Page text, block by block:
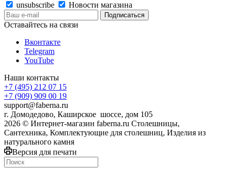
unsubscribe
Новости магазина
Оставайтесь на связи
Вконтакте
Telegram
YouTube
Наши контакты
+7 (495) 212 07 15
+7 (909) 909 00 19
support@faberna.ru
г. Домодедово, Каширское шоссе, дом 105
2026 © Интернет-магазин faberna.ru Столешницы,
Сантехника, Комплектующие для столешниц, Изделия из
натурального камня
Версия для печати